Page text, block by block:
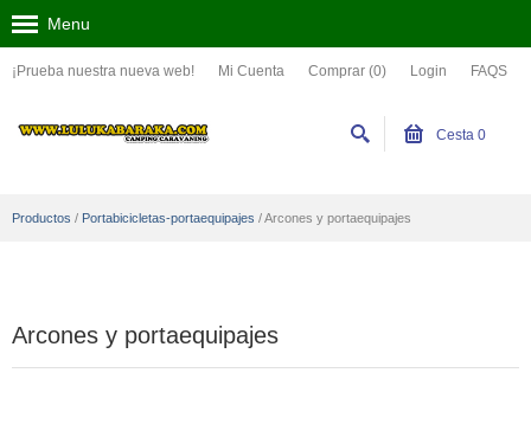
¡Prueba nuestra nueva web! Mi Cuenta Comprar (0) Login FAQS
Menu
Cesta 0
Productos / Portabicicletas-portaequipajes /Arcones y portaequipajes
Arcones y portaequipajes